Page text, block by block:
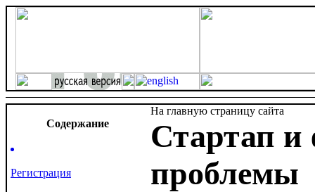
Cодержание
Регистрация
На главную страницу сайта
Стартап и
проблемы